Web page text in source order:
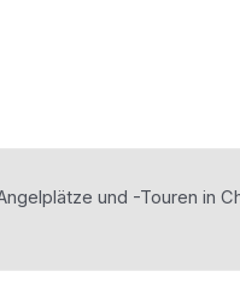
und -Touren in